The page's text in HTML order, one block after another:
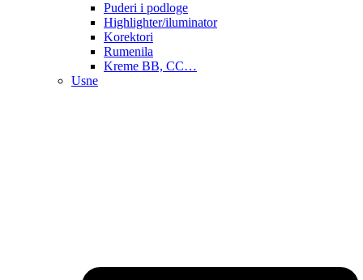
Puderi i podloge
Highlighter/iluminator
Korektori
Rumenila
Kreme BB, CC…
Usne